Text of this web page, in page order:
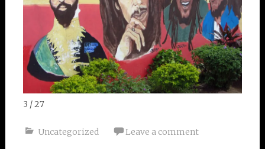
4 / 27
Uncategorized Leave a comment